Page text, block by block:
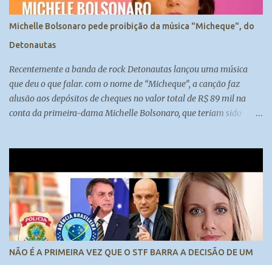
Michelle Bolsonaro pede proibição da música "Micheque", do
Detonautas
Recentemente a banda de rock Detonautas lançou uma música
que deu o que falar. com o nome de “Micheque”, a canção faz
alusão aos depósitos de cheques no valor total de R$ 89 mil na
conta da primeira-dama Michelle Bolsonaro, que teriam sido
https://www.youtube.com/channel/UCy0BAkpw22or4oxo0RFCzc
w
NÃO É A PRIMEIRA VEZ QUE O STF BARRA A DECISÃO DE UM